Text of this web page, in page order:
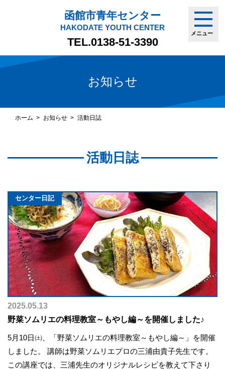
函館市青年センター
HAKODATE YOUTH CENTER
TEL.0138-51-3390
メニュー
お知らせ
ホーム お知らせ 活動日誌
活動日誌
センター日記
2025.05.13
野菜ソムリエの料理教室～もやし編～を開催しました♪
5月10日㈯、「野菜ソムリエの料理教室～もやし編～」を開催
しました。 講師は野菜ソムリエプロの三浦由貴子先生です。
この講座では、三浦先生のオリジナルレシピを教えて下さり